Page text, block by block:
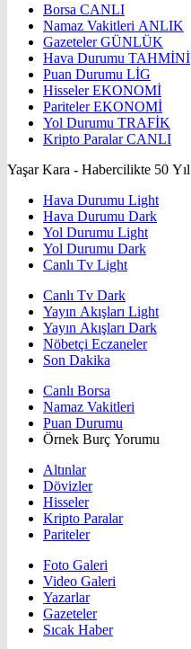
Borsa CANLI
Namaz Vakitleri ANLIK
GazetelerGÜNLÜK
Hava Durumu TAHMİNİ
Puan Durumu LİG
HisselerEKONOMİ
ParitelerEKONOMİ
Yol Durumu TRAFİK
Kripto ParalarCANLI
Yaşar Kara - Habercilikte 50 Yıl
Hava Durumu Light
Hava Durumu Dark
Yol Durumu Light
Yol Durumu Dark
Canlı Tv Light
Canlı Tv Dark
Yayın Akışları Light
Yayın Akışları Dark
Nöbetçi Eczaneler
Son Dakika
Canlı Borsa
Namaz Vakitleri
Puan Durumu
Örnek Burç Yorumu
Altınlar
Dövizler
Hisseler
Kripto Paralar
Pariteler
Foto Galeri
Video Galeri
Yazarlar
Gazeteler
Sıcak Haber